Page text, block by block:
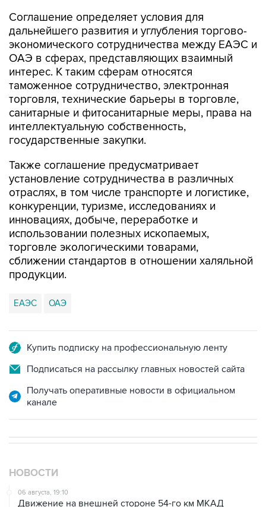
Соглашение определяет условия для
дальнейшего развития и углубления торгово-
экономического сотрудничества между ЕАЭС и
ОАЭ в сферах, представляющих взаимный
интерес. К таким сферам относятся
таможенное сотрудничество, электронная
торговля, технические барьеры в торговле,
санитарные и фитосанитарные меры, права на
интеллектуальную собственность,
государственные закупки.
Также соглашение предусматривает
установление сотрудничества в различных
отраслях, в том числе транспорте и логистике,
конкуренции, туризме, исследованиях и
инновациях, добыче, переработке и
использовании полезных ископаемых,
торговле экологическими товарами,
сближении стандартов в отношении халяльной
продукции.
ЕАЭС ОАЭ
Купить подписку на профессиональную ленту
Подписаться на рассылку главных новостей сайта
Получать оперативные новости в официальном
канале
НОВОСТИ
06 августа, 19:10
Движение на внешней стороне 54-го км МКАД